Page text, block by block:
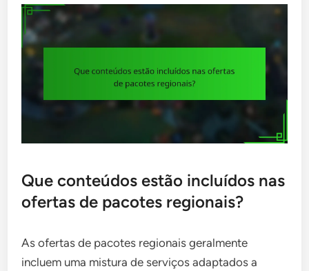
Que conteúdos estão incluídos nas
ofertas de pacotes regionais?
As ofertas de pacotes regionais geralmente
incluem uma mistura de serviços adaptados a